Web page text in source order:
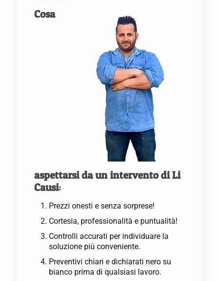
Cosa
aspettarsi da un intervento di Li
Causi:
Prezzi onesti e senza sorprese!
Cortesia, professionalità e puntualità!
Controlli accurati per individuare la
soluzione più conveniente.
Preventivi chiari e dichiarati nero su
bianco prima di qualsiasi lavoro.